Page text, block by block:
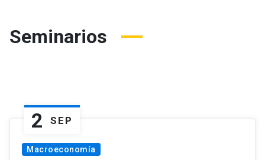
Seminarios
2 SEP
Macroeconomía